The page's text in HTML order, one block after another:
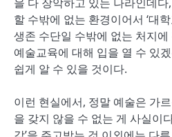
할 수밖에 없는 환경이어서 ‘대
생존 수단일 수밖에 없는 처지
예술교육에 대해 입을 열 수 있
쉽게 알 수 있을 것이다.
이런 현실에서, 정말 예술은 가
을 갖지 않을 수 없는 게 사실이